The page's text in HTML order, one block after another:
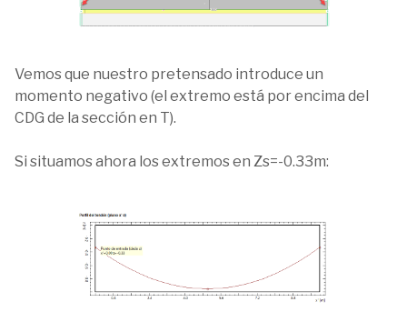
Vemos que nuestro pretensado introduce un
momento negativo (el extremo está por encima del
CDG de la sección en T).
Si situamos ahora los extremos en Zs=-0.33m: